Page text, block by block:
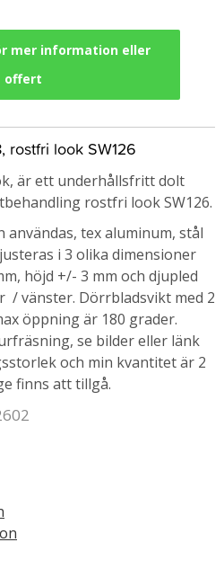
mer information eller
offert
rostfri look SW126
är ett underhållsfritt dolt
rostfri look SW126.
tex aluminum, stål
i 3 olika dimensioner
höjd +/- 3 mm och djupled
/ vänster. Dörrbladsvikt med 2
öppning är 180 grader.
se bilder eller länk
och min kvantitet är 2
finns att tillgå.